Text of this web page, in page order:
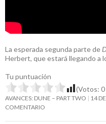
La esperada segunda parte de
Herbert, que estará llegando a
Tu puntuación
(Votos: 0
AVANCES: DUNE – PART TWO 14
COMENTARIO